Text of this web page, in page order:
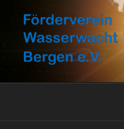
Inhalt
springen
Aktuelles, Aktionen